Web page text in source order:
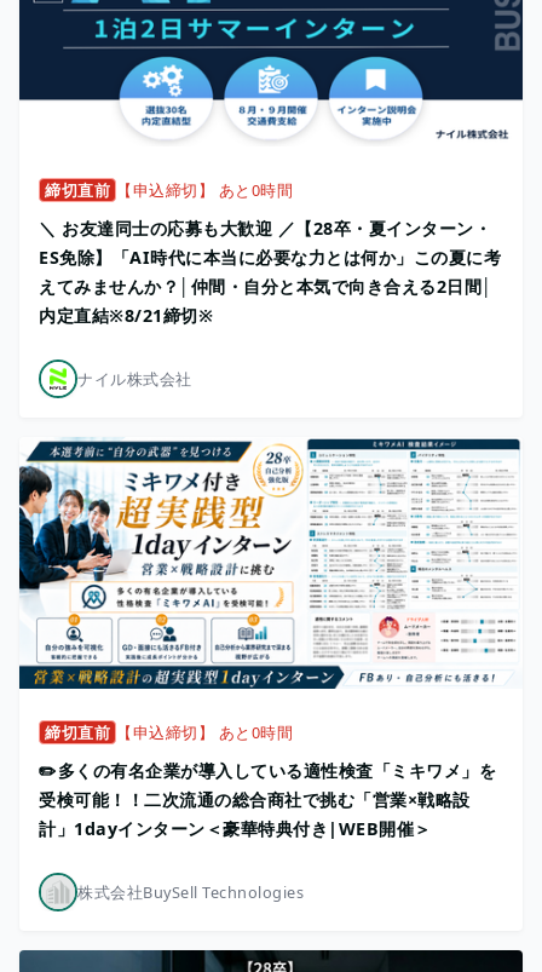
締切直前 【申込締切】 あと0時間
＼ お友達同士の応募も大歓迎 ／【28卒・夏インターン・
ES免除】「AI時代に本当に必要な力とは何か」この夏に考
えてみませんか？│仲間・自分と本気で向き合える2日間│
内定直結※8/21締切※
ナイル株式会社
締切直前 【申込締切】 あと0時間
✏️多くの有名企業が導入している適性検査「ミキワメ」を
受検可能！！二次流通の総合商社で挑む「営業×戦略設
計」1dayインターン＜豪華特典付き|WEB開催＞
株式会社BuySell Technologies